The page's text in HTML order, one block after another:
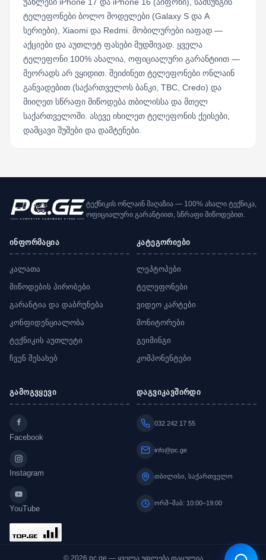
ტელეფონები ბოლო მოდელები (Galaxy S და A
სერიები), Xiaomi და Redmi. მობილურები იაფად —
აქციები და აუთლეტ ფასები მუდმივად. ყველა
ტელეფონი 100% ახალია, ოფიციალური გარანტიით —
მეორადს არ ვყიდით. შეიძინეთ ტელეფონები ონლაინ
განვადებით (საქართველოს ბანკი, TBC, Credo) და
მიიღეთ სწრაფი მიწოდება თბილისსა და მთელ
საქართველოში. ასევე იხილეთ ტელეფონის ქეისები,
დამცავი შუშები და დამტენები.
ტექნიკის ონლაინ მაღაზია — 100% ახალი ტექნიკა,
ოფიციალური გარანტიით, სწრაფი მიწოდებით.
ინფორმაცია
კალათა
მიწოდების პირობები
გარანტია და დაბრუნება
კონფიდენციალობა
ტექნიკის აუთლეტი
ჩვენ შესახებ
კატეგორიები
ლეპტოპები
ტელეფონები
ვიდეო კარტები
მონიტორები
გეიმინგი
კომპონენტები
გამოგვყევი
Facebook
Instagram
YouTube
დაგვიკავშირდი
032 242 17 55
info@pc.ge
თბილისი, საქართველო
ორშ–შაბ: 10:00–19:00
© 2026 pc.ge — ყველა უფლება დაცულია